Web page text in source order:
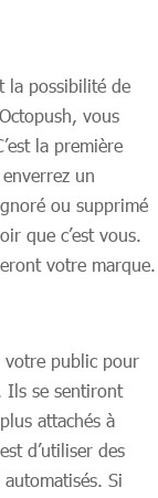
la possibilité de
vous
la première
un
ou supprimé
que c’est vous.
votre marque.
votre public pour
Ils se sentiront
attachés à
d’utiliser des
Si